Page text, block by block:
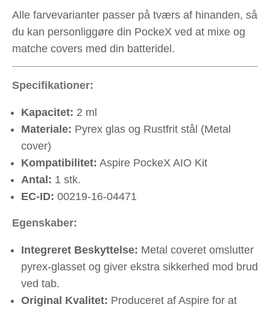
Alle farvevarianter passer på tværs af hinanden, så
du kan personliggøre din PockeX ved at mixe og
matche covers med din batteridel.
Specifikationer:
Kapacitet: 2 ml
Materiale: Pyrex glas og Rustfrit stål (Metal
cover)
Kompatibilitet: Aspire PockeX AIO Kit
Antal: 1 stk.
EC-ID: 00219-16-04471
Egenskaber:
Integreret Beskyttelse: Metal coveret omslutter
pyrex-glasset og giver ekstra sikkerhed mod brud
ved tab.
Original Kvalitet: Produceret af Aspire for at